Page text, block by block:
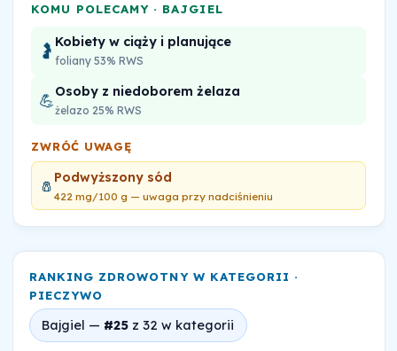
KOMU POLECAMY · BAJGIEL
🤰 Kobiety w ciąży i planujące
foliany 53% RWS
💪Osoby z niedoborem żelaza
żelazo 25% RWS
ZWRÓĆ UWAGĘ
🧂 Podwyższony sód
422 mg/100 g — uwaga przy nadciśnieniu
RANKING ZDROWOTNY W KATEGORII ·
PIECZYWO
Bajgiel — #25 z 32 w kategorii